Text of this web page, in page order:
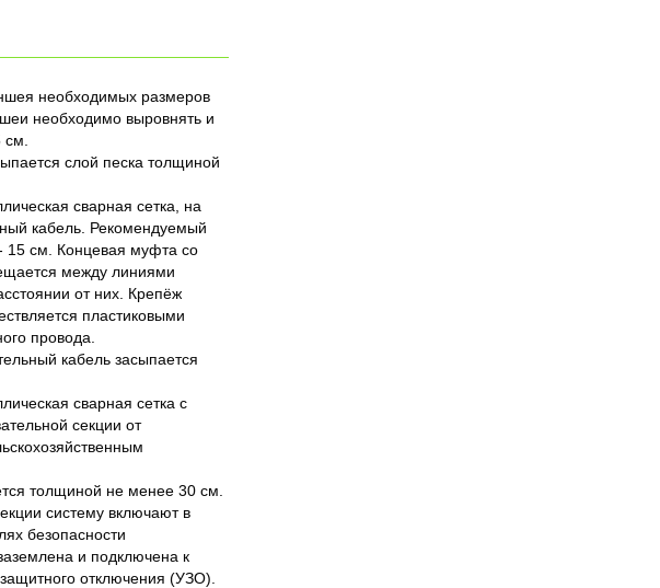
необходимых размеров
необходимо выровнять и
слой песка толщиной
сварная сетка, на
кабель. Рекомендуемый
- 15 см. Концевая муфта со
между линиями
от них. Крепёж
пластиковыми
провода.
кабель засыпается
сварная сетка с
секции от
толщиной не менее 30 см.
систему включают в
безопасности
и подключена к
отключения (УЗО).